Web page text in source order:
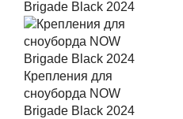
Крепления для
сноуборда NOW
Brigade Black 2024